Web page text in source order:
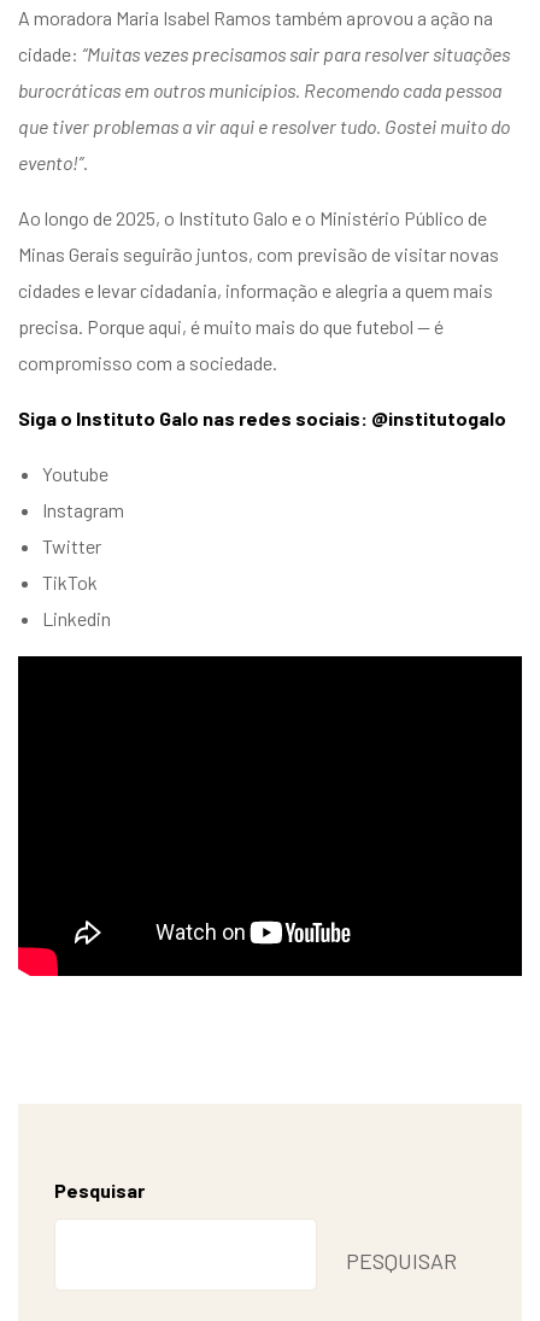
A moradora Maria Isabel Ramos também aprovou a ação na
cidade: “Muitas vezes precisamos sair para resolver situações
burocráticas em outros municípios. Recomendo cada pessoa
que tiver problemas a vir aqui e resolver tudo. Gostei muito do
evento!”.
Ao longo de 2025, o Instituto Galo e o Ministério Público de
Minas Gerais seguirão juntos, com previsão de visitar novas
cidades e levar cidadania, informação e alegria a quem mais
precisa. Porque aqui, é muito mais do que futebol — é
compromisso com a sociedade.
Siga o Instituto Galo nas redes sociais: @institutogalo
Youtube
Instagram
Twitter
TikTok
Linkedin
Pesquisar
PESQUISAR